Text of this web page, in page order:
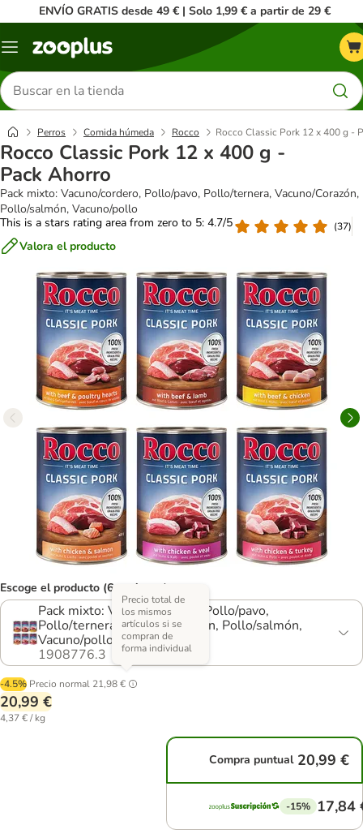
ENVÍO GRATIS desde 49 € | Solo 1,99 € a partir de 29 €
Menú
Buscar
productos
Perros Comida húmeda Rocco Rocco Classic Pork 12 x 400 g -
Rocco Classic Pork 12 x 400 g -
Pack Ahorro
Pack mixto: Vacuno/cordero, Pollo/pavo, Pollo/ternera, Vacuno/Corazón,
Pollo/salmón, Vacuno/pollo
This is a stars rating area from zero to 5: 4.7/5
(37)
Valora el producto
Escoge el producto (6 opciones)
Pack mixto: Vacuno/cordero, Pollo/pavo,
Pollo/ternera, Vacuno/Corazón, Pollo/salmón,
Vacuno/pollo
1908776.3
-4.5% Precio normal 21,98 €
Precio total de
los mismos
artículos si se
compran de
forma individual
20,99 €
4,37 € / kg
Compra puntual 20,99 €
-15% 17,84